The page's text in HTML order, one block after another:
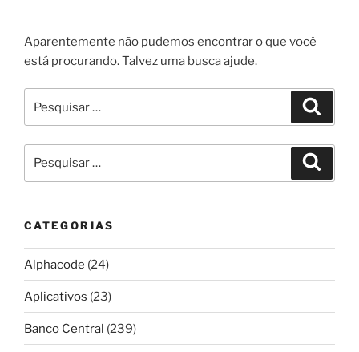
Aparentemente não pudemos encontrar o que você
está procurando. Talvez uma busca ajude.
por:
por:
CATEGORIAS
Alphacode (24)
Aplicativos (23)
Banco Central (239)